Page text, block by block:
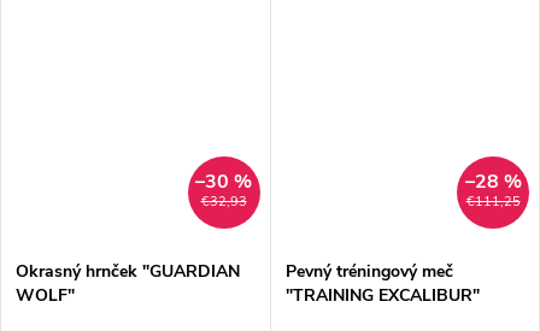
€32,93
–30 %
Okrasný hrnček "GUARDIAN
WOLF"
€111,25
–28 %
Pevný tréningový meč
"TRAINING EXCALIBUR"